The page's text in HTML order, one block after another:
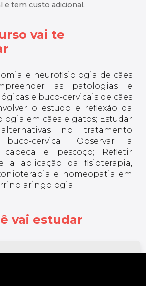
e tem custo adicional.
vai te
e neurofisiologia de cães
as patologias e
e buco-cervicais de cães
o estudo e reflexão da
em cães e gatos; Estudar
no tratamento
cervical; Observar a
e pescoço; Refletir
a aplicação da fisioterapia,
e homeopatia em
vai estudar